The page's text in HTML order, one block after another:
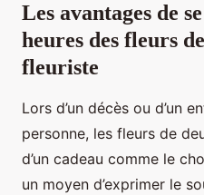
Les avantages de
heures des fleurs
fleuriste
Lors d’un décès ou d’un
personne, les fleurs de
d’un cadeau comme le
un moyen d’exprimer le